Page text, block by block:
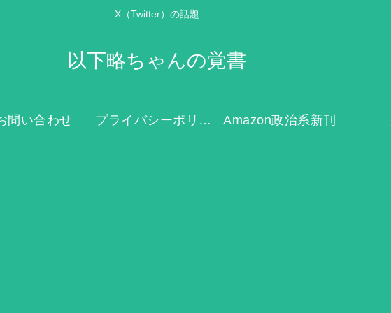
X（Twitter）の話題
以下略ちゃんの覚書
問い合わせ プライバシーポリシー Amazon政治系新刊